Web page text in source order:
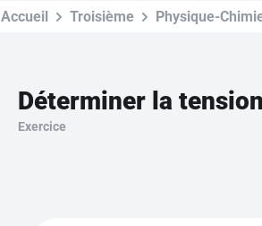
Accueil Troisième Physique-
Déterminer la
Exercice